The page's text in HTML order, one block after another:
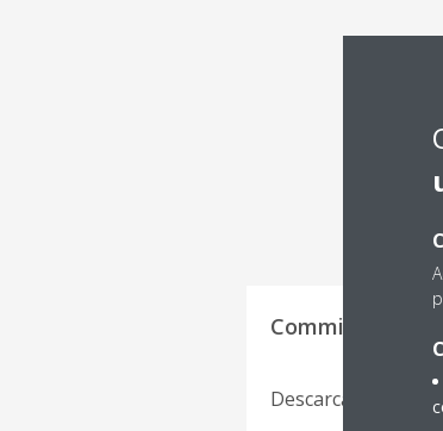
Commissioning
Descarcă limba